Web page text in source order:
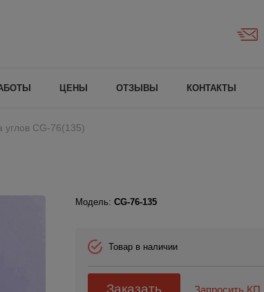
ЦЕНЫ ОТЗЫВЫ КОНТАКТЫ
углов CG-76(135)
Модель: CG-76-135
Товар в наличии
Заказать Запросить КП